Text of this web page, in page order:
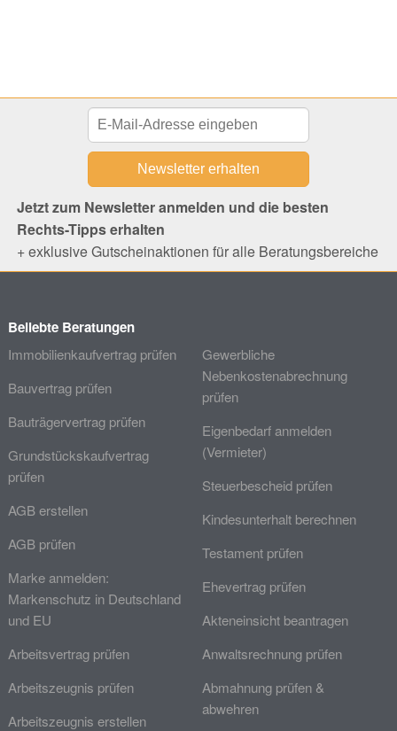
Jetzt zum Newsletter anmelden und die besten
Rechts-Tipps erhalten
+ exklusive Gutscheinaktionen für alle Beratungsbereiche
Beliebte Beratungen
Immobilienkaufvertrag prüfen
Bauvertrag prüfen
Bauträgervertrag prüfen
Grundstückskaufvertrag
prüfen
AGB erstellen
AGB prüfen
Marke anmelden:
Markenschutz in Deutschland
und EU
Arbeitsvertrag prüfen
Arbeitszeugnis prüfen
Arbeitszeugnis erstellen
Gewerbliche
Nebenkostenabrechnung
prüfen
Eigenbedarf anmelden
(Vermieter)
Steuerbescheid prüfen
Kindesunterhalt berechnen
Testament prüfen
Ehevertrag prüfen
Akteneinsicht beantragen
Anwaltsrechnung prüfen
Abmahnung prüfen &
abwehren